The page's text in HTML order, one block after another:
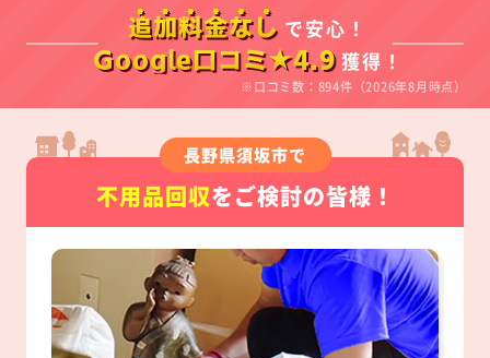
追加料金なし で安心！
Google口コミ★4.9 獲得！
※口コミ数：894件（2026年8月時点）
長野県須坂市で
不用品回収をご検討の皆様！